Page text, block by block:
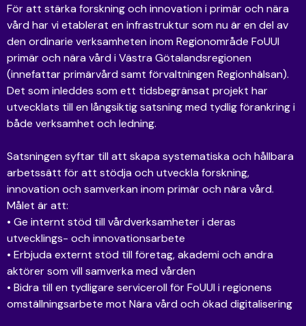
För att stärka forskning och innovation i primär och nära
vård har vi etablerat en infrastruktur som nu är en del av
den ordinarie verksamheten inom Regionområde FoUUI
primär och nära vård i Västra Götalandsregionen
(innefattar primärvård samt förvaltningen Regionhälsan).
Det som inleddes som ett tidsbegränsat projekt har
utvecklats till en långsiktig satsning med tydlig förankring i
både verksamhet och ledning.
Satsningen syftar till att skapa systematiska och hållbara
arbetssätt för att stödja och utveckla forskning,
innovation och samverkan inom primär och nära vård.
Målet är att:
• Ge internt stöd till vårdverksamheter i deras
utvecklings- och innovationsarbete
• Erbjuda externt stöd till företag, akademi och andra
aktörer som vill samverka med vården
• Bidra till en tydligare serviceroll för FoUUI i regionens
omställningsarbete mot Nära vård och ökad digitalisering